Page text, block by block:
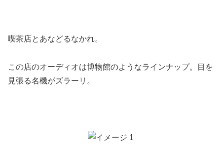
喫茶店とあなどるなかれ。
この店のオーディオは博物館のようなラインナップ。目を
見張る名機がズラーリ。